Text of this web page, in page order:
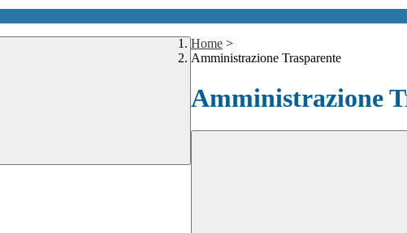
Home >
Amministrazione Trasparente
Amministrazione